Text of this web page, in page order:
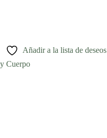
Añadir a la lista de deseos
Cuerpo